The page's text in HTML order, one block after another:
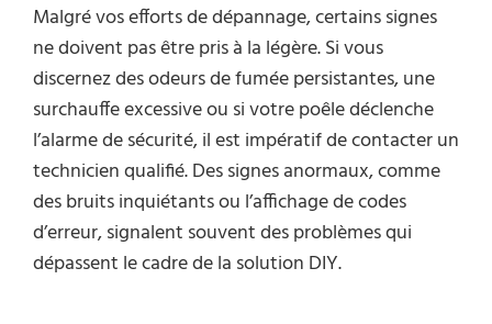
Malgré vos efforts de dépannage, certains signes
ne doivent pas être pris à la légère. Si vous
discernez des odeurs de fumée persistantes, une
surchauffe excessive ou si votre poêle déclenche
l’alarme de sécurité, il est impératif de contacter un
technicien qualifié. Des signes anormaux, comme
des bruits inquiétants ou l’affichage de codes
d’erreur, signalent souvent des problèmes qui
dépassent le cadre de la solution DIY.